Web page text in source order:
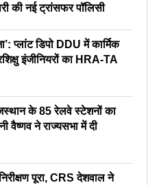
की नई ट्रांसफर पॉलिसी
प्लांट डिपो DDU में कार्मिक
इंजीनियरों का HRA-TA
के 85 रेलवे स्टेशनों का
वैष्णव ने राज्यसभा में दी
पूरा, CRS देशवाल ने